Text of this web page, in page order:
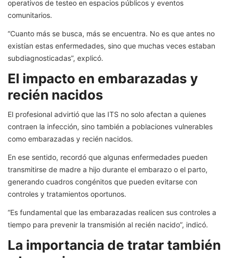
operativos de testeo en espacios públicos y eventos
comunitarios.
“Cuanto más se busca, más se encuentra. No es que antes no
existían estas enfermedades, sino que muchas veces estaban
subdiagnosticadas”, explicó.
El impacto en embarazadas y
recién nacidos
El profesional advirtió que las ITS no solo afectan a quienes
contraen la infección, sino también a poblaciones vulnerables
como embarazadas y recién nacidos.
En ese sentido, recordó que algunas enfermedades pueden
transmitirse de madre a hijo durante el embarazo o el parto,
generando cuadros congénitos que pueden evitarse con
controles y tratamientos oportunos.
“Es fundamental que las embarazadas realicen sus controles a
tiempo para prevenir la transmisión al recién nacido”, indicó.
La importancia de tratar también